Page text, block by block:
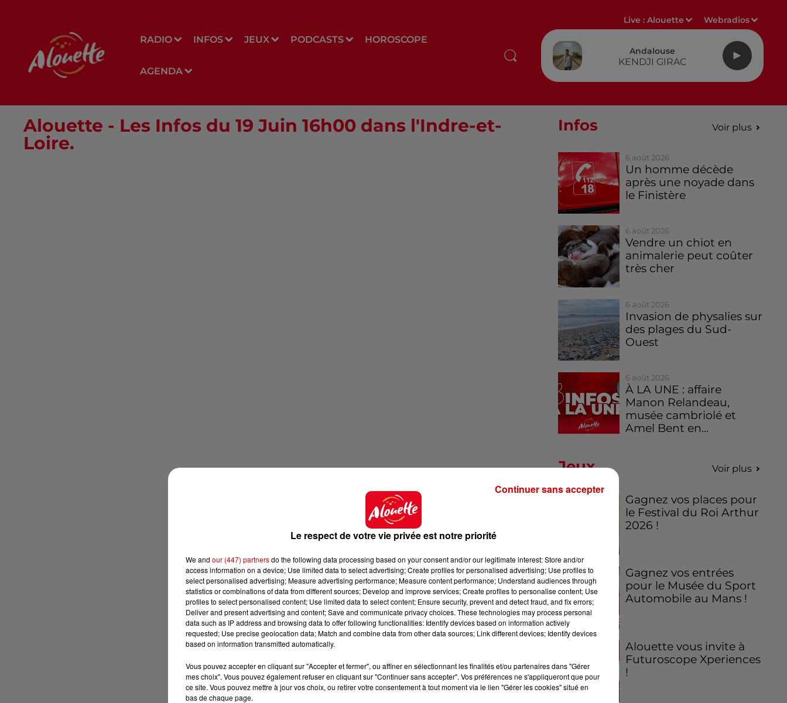
RADIO INFOS JEUX PODCASTS HOROSCOPE
AGENDA
Live :Alouette Webradios
Andalouse
KENDJI GIRAC
Alouette - Les Infos du 19 Juin 16h00 dans l'Indre-et-
Loire.
Infos Voir plus
6 août 2026
Un homme décède
après une noyade dans
le Finistère
6 août 2026
Vendre un chiot en
animalerie peut coûter
très cher
6 août 2026
Invasion de physalies sur
des plages du Sud-
Ouest
6 août 2026
À LA UNE : affaire
Manon Relandeau,
musée cambriolé et
Amel Bent en...
Jeux Voir plus
Gagnez vos places pour
le Festival du Roi Arthur
2026 !
Gagnez vos entrées
pour le Musée du Sport
Automobile au Mans !
Alouette vous invite à
Futuroscope Xperiences
!
Le respect de votre vie privée est notre priorité
We and our (447) partnersdo the following data processing based on your consent and/or our legitimate interest: Store and/or
access information on a device; Use limited data to select advertising; Create profiles for personalised advertising; Use profiles to
select personalised advertising; Measure advertising performance; Measure content performance; Understand audiences through
statistics or combinations of data from different sources; Develop and improve services; Create profiles to personalise content; Use
profiles to select personalised content; Use limited data to select content; Ensure security, prevent and detect fraud, and fix errors;
Deliver and present advertising and content; Save and communicate privacy choices. These technologies may process personal
data such as IP address and browsing data to offer following functionalities: Identify devices based on information actively
requested; Use precise geolocation data; Match and combine data from other data sources; Link different devices; Identify devices
based on information transmitted automatically.
Vous pouvez accepter en cliquant sur "Accepter et fermer", ou affiner en sélectionnant les finalités et/ou partenaires dans "Gérer
mes choix". Vous pouvez également refuser en cliquant sur "Continuer sans accepter". Vos préférences ne s'appliqueront que pour
ce site. Vous pouvez mettre à jour vos choix, ou retirer votre consentement à tout moment via le lien "Gérer les cookies" situé en
bas de chaque page.
Continuer sans accepter